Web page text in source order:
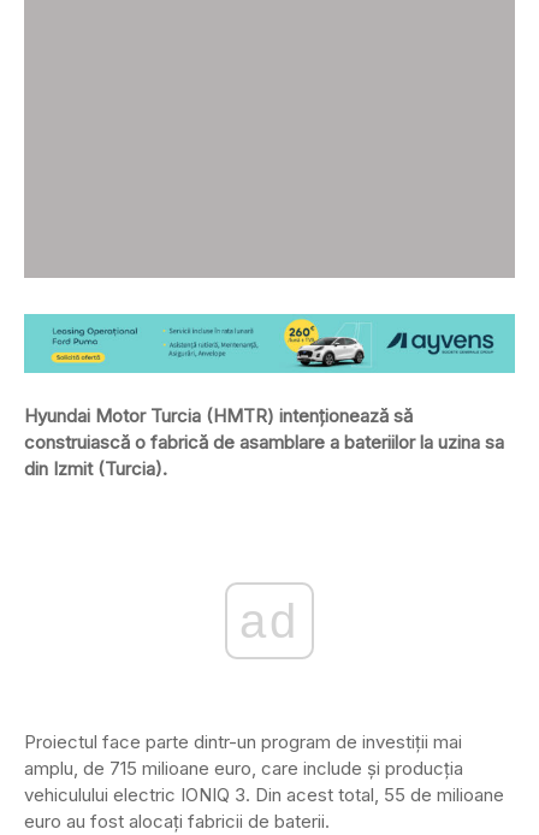
Hyundai Motor Turcia (HMTR) intenționează să
construiască o fabrică de asamblare a bateriilor la uzina sa
din Izmit (Turcia).
ad
Proiectul face parte dintr-un program de investiții mai
amplu, de 715 milioane euro, care include și producția
vehiculului electric IONIQ 3. Din acest total, 55 de milioane
euro au fost alocați fabricii de baterii.